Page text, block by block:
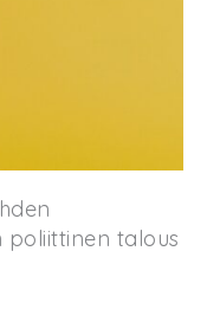
poliittinen talous